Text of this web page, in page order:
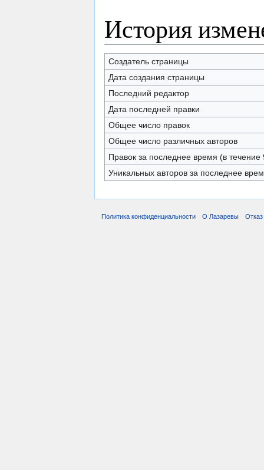
История
Создатель страницы
Дата создания страницы
Последний редактор
Дата последней правки
Общее число правок
Общее число различных авторов
Правок за последнее время (в течение
Уникальных авторов за последнее
Политика конфиденциальности О Лазаревы Отказ